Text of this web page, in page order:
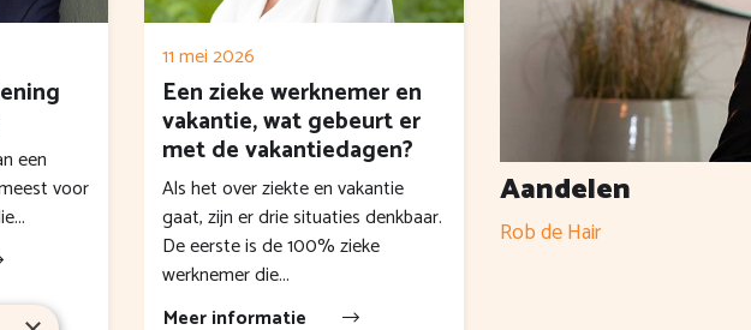
een
voor
11 mei 2026
Een zieke werknemer en
vakantie, wat gebeurt er
met de vakantiedagen?
Als het over ziekte en vakantie
gaat, zijn er drie situaties denkbaar.
De eerste is de 100% zieke
werknemer die...
Meer informatie
Aandelen
Rob de Hair